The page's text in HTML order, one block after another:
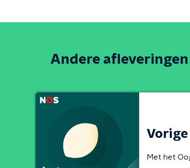
Andere afleveringen
Vorige
Met het